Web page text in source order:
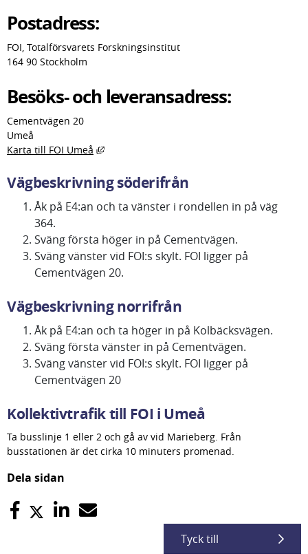
Postadress:
FOI, Totalförsvarets Forskningsinstitut
164 90 Stockholm
Besöks- och leveransadress:
Cementvägen 20
Umeå
Karta till FOI Umeå
Länk till annan webbplats, öppnas i nytt
Vägbeskrivning söderifrån
Åk på E4:an och ta vänster i rondellen in på väg
364.
Sväng första höger in på Cementvägen.
Sväng vänster vid FOI:s skylt. FOI ligger på
Cementvägen 20.
Vägbeskrivning norrifrån
Åk på E4:an och ta höger in på Kolbäcksvägen.
Sväng första vänster in på Cementvägen.
Sväng vänster vid FOI:s skylt. FOI ligger på
Cementvägen 20
Kollektivtrafik till FOI i Umeå
Ta busslinje 1 eller 2 och gå av vid Marieberg. Från
busstationen är det cirka 10 minuters promenad.
Dela sidan
Tyck till